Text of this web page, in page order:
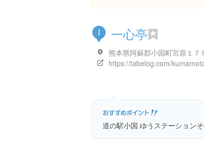
一心亭
道の駅小国 ゆうステーション